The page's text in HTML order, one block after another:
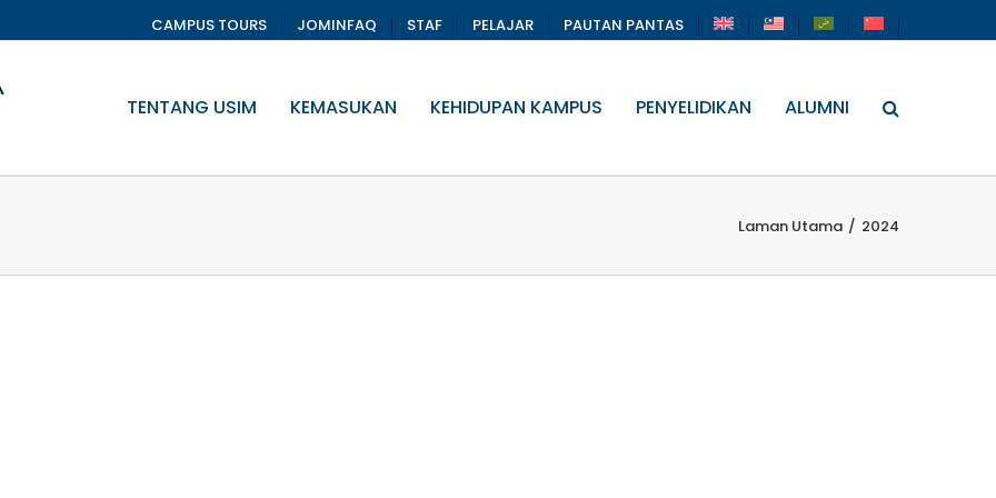
CAMPUS TOURS JOMINFAQ STAF PELAJAR PAUTAN PANTAS
TENTANG USIM KEMASUKAN KEHIDUPAN KAMPUS PENYELIDIKAN ALUMNI
Laman Utama / 2024